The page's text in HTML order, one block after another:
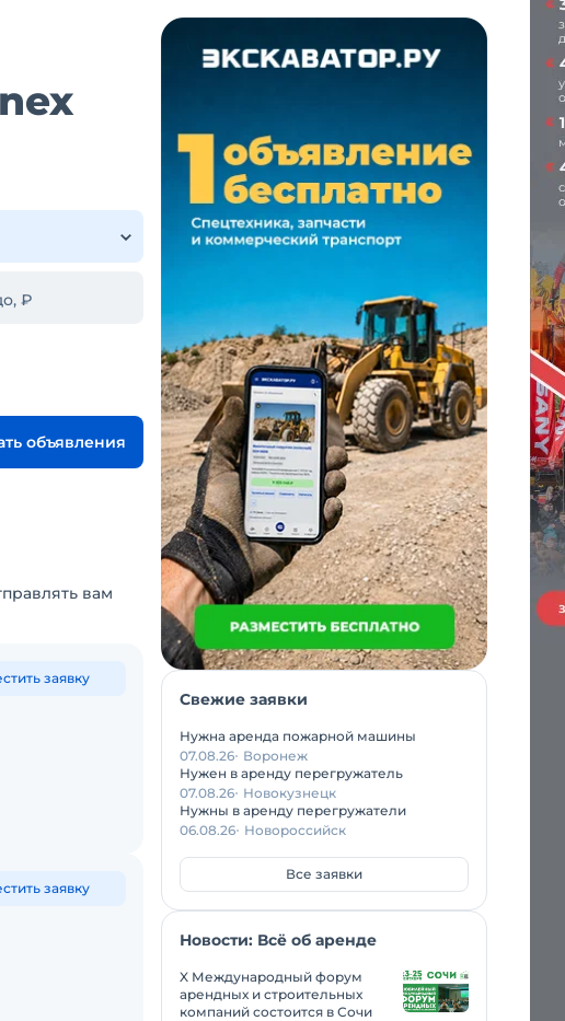
₽
объявления
вам
заявку
заявку
Свежие заявки
Нужна аренда пожарной машины
07.08.26 Воронеж
Нужен в аренду перегружатель
07.08.26 Новокузнецк
Нужны в аренду перегружатели
06.08.26 Новороссийск
Все заявки
Новости: Всё об аренде
X Международный форум
арендных и строительных
компаний состоится в Сочи